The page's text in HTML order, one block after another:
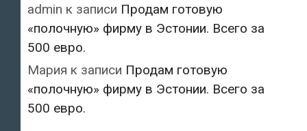
admin к записи Продам готовую
«полочную» фирму в Эстонии. Всего за
500 евро.
Мария к записи Продам готовую
«полочную» фирму в Эстонии. Всего за
500 евро.